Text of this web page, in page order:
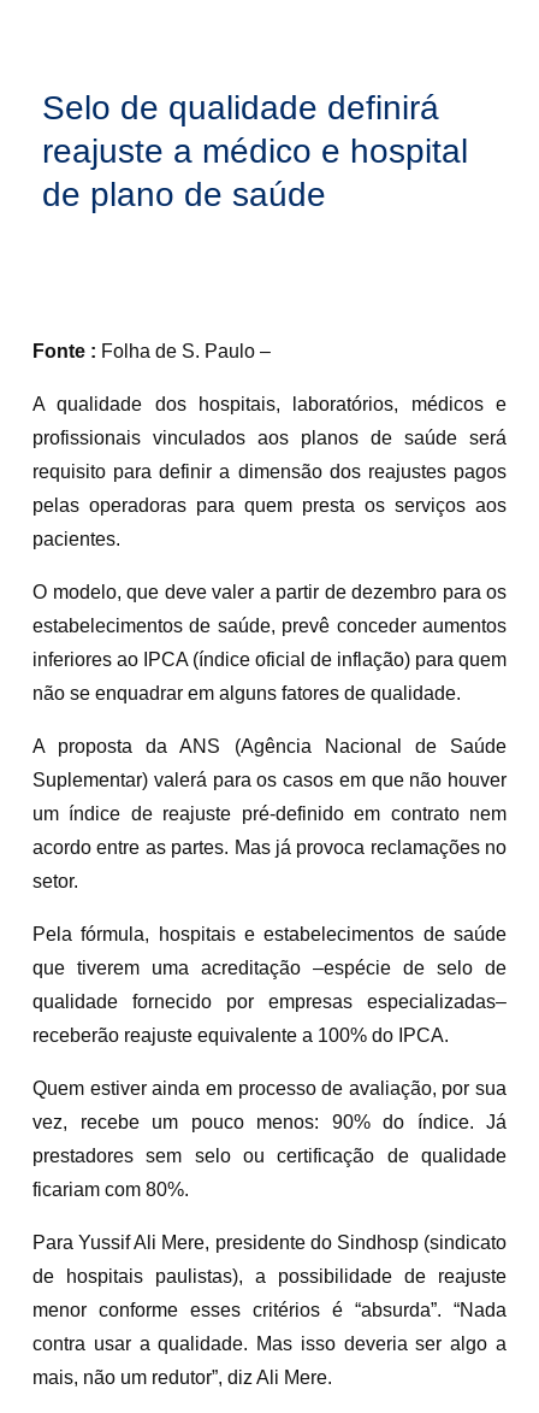
Selo de qualidade definirá
reajuste a médico e hospital
de plano de saúde
Fonte : Folha de S. Paulo –
A qualidade dos hospitais, laboratórios, médicos e
profissionais vinculados aos planos de saúde será
requisito para definir a dimensão dos reajustes pagos
pelas operadoras para quem presta os serviços aos
pacientes.
O modelo, que deve valer a partir de dezembro para os
estabelecimentos de saúde, prevê conceder aumentos
inferiores ao IPCA (índice oficial de inflação) para quem
não se enquadrar em alguns fatores de qualidade.
A proposta da ANS (Agência Nacional de Saúde
Suplementar) valerá para os casos em que não houver
um índice de reajuste pré-definido em contrato nem
acordo entre as partes. Mas já provoca reclamações no
setor.
Pela fórmula, hospitais e estabelecimentos de saúde
que tiverem uma acreditação –espécie de selo de
qualidade fornecido por empresas especializadas–
receberão reajuste equivalente a 100% do IPCA.
Quem estiver ainda em processo de avaliação, por sua
vez, recebe um pouco menos: 90% do índice. Já
prestadores sem selo ou certificação de qualidade
ficariam com 80%.
Para Yussif Ali Mere, presidente do Sindhosp (sindicato
de hospitais paulistas), a possibilidade de reajuste
menor conforme esses critérios é “absurda”. “Nada
contra usar a qualidade. Mas isso deveria ser algo a
mais, não um redutor”, diz Ali Mere.